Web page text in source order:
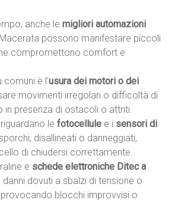
anche lemigliori automazioni
possono manifestare piccoli
compromettono comfort e
è l’usura dei motori o dei
movimenti irregolari o difficoltà di
in presenza di ostacoli o attriti.
lefotocellule e i sensori di
disallineati o danneggiati,
di chiudersi correttamente.
e schede elettroniche Ditec a
dovuti a sbalzi di tensione o
provocando blocchi improvvisi o